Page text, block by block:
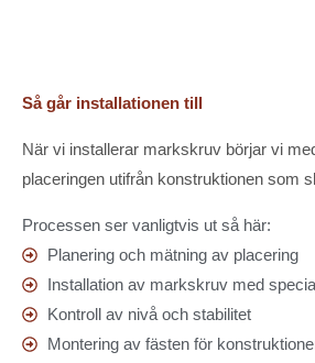
Så går installationen till
När vi installerar markskruv börjar vi
placeringen utifrån konstruktionen som
Processen ser vanligtvis ut så här:
Planering och mätning av placering
Installation av markskruv med
Kontroll av nivå och stabilitet
Montering av fästen för